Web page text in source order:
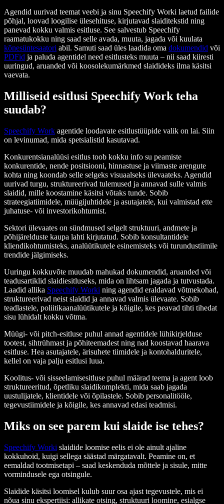
Agendid uurivad teemat veebi ja sinu Speechify Worki laetud failide
põhjal, loovad loogilise ülesehituse, kirjutavad slaiditekstid ning
panevad kokku valmis esitluse. See salvestub Speechify
raamatukokku ning saad selle avada, muuta, jagada või kuulata
kõnesüntesaatori abil. Samuti saad üles laadida oma dokumendid või
PDFid ja paluda agentidel need esitlusteks muuta – nii saad kiiresti
uuringud, aruanded või koosolekumärkmed slaidideks ilma käsitsi
vaevata.
Milliseid esitlusi Speechify Work teha
suudab?
Speechify Work agentide loodavate esitlustüüpide valik on lai. Siin
on levinumad, mida spetsialistid kasutavad.
Konkurentsianalüüsi esitlus toob kokku info su peamiste
konkurentide, nende positsiooni, hinnastuse ja viimaste arengute
kohta ning koondab selle selgeks visuaalseks ülevaateks. Agendid
uurivad turgu, struktureerivad tulemused ja annavad sulle valmis
slaidid, mille koostamine käsitsi võtaks tunde. Sobib
strateegiatiimidele, müügijuhtidele ja asutajatele, kui valmistad ette
juhatuse- või investorikohtumist.
Sektori ülevaates on sündmused selgelt struktuuri, andmete ja
põhijärelduste kaupa lahti kirjutatud. Sobib konsultantidele
kliendikohtumisteks, analüütikutele esinemisteks või turundustiimile
trendide jälgimiseks.
Uuringu kokkuvõte muudab mahukad dokumendid, aruanded või
teadusartiklid slaidiesitluseks, mida on lihtsam jagada ja tutvustada.
Laadid allika Speechify Worki ning agendid eraldavad võtmekohad,
struktureerivad neist slaidid ja annavad valmis ülevaate. Sobib
teadlastele, poliitikaanalüütikutele ja kõigile, kes peavad tihti tihedat
sisu lühidalt kokku võtma.
Müügi- või pitch-esitluse puhul annad agentidele lühikirjelduse
tootest, sihtrühmast ja põhiteemadest ning nad koostavad haarava
esitluse. Hea asutajatele, ärisuhete tiimidele ja kontohalduritele,
kellel on vaja palju esitlusi luua.
Koolitus- või sisseelamisesitluse puhul määrad teema ja agent loob
struktureeritud, õpetliku slaidikomplekti, mida saab jagada
uustulijatele, klientidele või õpilastele. Sobib personalitööle,
tegevustiimidele ja kõigile, kes annavad edasi teadmisi.
Miks on see parem kui slaide ise tehes?
Speechify Worki slaidide loomise eelis ei ole ainult ajaline
kokkuhoid, kuigi sellega säästad märgatavalt. Peamine on, et
eemaldad tootmisetapi – saad keskenduda mõttele ja sisule, mitte
vormindusele ega otsingule.
Slaidide käsitsi loomisel kulub suur osa ajast tegevustele, mis ei
nõua sinu ekspertiisi: allikate otsing, struktuuri loomine, esialgse